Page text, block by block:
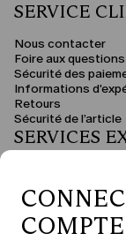
SERVICE
Nous contacter
Foire aux questions
Sécurité des
Informations
Retours
Sécurité de l’article
SERVICES
COMPTE